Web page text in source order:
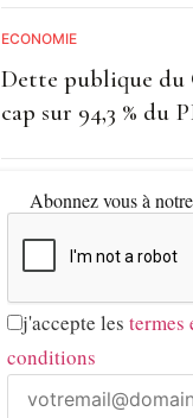
ECONOMIE
Dette publique du
cap sur 94,3 % du
Abonnez vous à
j'accepte les termes
conditions